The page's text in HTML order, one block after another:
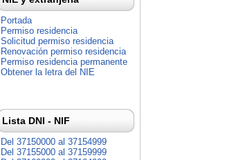
Portada
Permiso residencia
Solicitud permiso residencia
Renovación permiso residencia
Permiso residencia permanente
Obtener la letra del NIE
Lista DNI - NIF
Del 37150000 al 37154999
Del 37155000 al 37159999